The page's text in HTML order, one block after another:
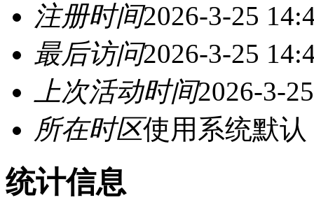
注册时间2026-3-25
最后访问2026-3-25
上次活动时间2026-3-
所在时区使用系统默认
统计信息